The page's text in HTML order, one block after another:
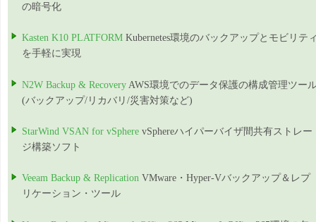
の暗号化
Kasten K10 PLATFORM Kubernetes環境のバックアップとモビリテ
を手軽に実現
N2W Backup & Recovery AWS環境でのデータ保護の構成管理ツー
(バックアップ/リカバリ/災害対策など)
StarWind VSAN for vSphere vSphereハイパーバイザ間共有ストレー
ジ構築ソフト
Veeam Backup & Replication VMware・Hyper-Vバックアップ＆レプ
リケーション・ツール